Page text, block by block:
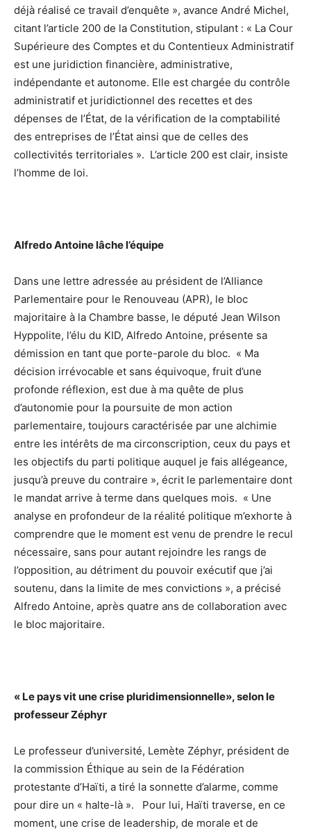
déjà réalisé ce travail d’enquête », avance André Michel,
citant l’article 200 de la Constitution, stipulant : « La Cour
Supérieure des Comptes et du Contentieux Administratif
est une juridiction financière, administrative,
indépendante et autonome. Elle est chargée du contrôle
administratif et juridictionnel des recettes et des
dépenses de l’État, de la vérification de la comptabilité
des entreprises de l’État ainsi que de celles des
collectivités territoriales ». L’article 200 est clair, insiste
l’homme de loi.
Alfredo Antoine lâche l’équipe
Dans une lettre adressée au président de l’Alliance
Parlementaire pour le Renouveau (APR), le bloc
majoritaire à la Chambre basse, le député Jean Wilson
Hyppolite, l’élu du KID, Alfredo Antoine, présente sa
démission en tant que porte-parole du bloc. « Ma
décision irrévocable et sans équivoque, fruit d’une
profonde réflexion, est due à ma quête de plus
d’autonomie pour la poursuite de mon action
parlementaire, toujours caractérisée par une alchimie
entre les intérêts de ma circonscription, ceux du pays et
les objectifs du parti politique auquel je fais allégeance,
jusqu’à preuve du contraire », écrit le parlementaire dont
le mandat arrive à terme dans quelques mois. « Une
analyse en profondeur de la réalité politique m’exhorte à
comprendre que le moment est venu de prendre le recul
nécessaire, sans pour autant rejoindre les rangs de
l’opposition, au détriment du pouvoir exécutif que j’ai
soutenu, dans la limite de mes convictions », a précisé
Alfredo Antoine, après quatre ans de collaboration avec
le bloc majoritaire.
« Le pays vit une crise pluridimensionnelle», selon le
professeur Zéphyr
Le professeur d’université, Lemète Zéphyr, président de
la commission Éthique au sein de la Fédération
protestante d’Haïti, a tiré la sonnette d’alarme, comme
pour dire un « halte-là ». Pour lui, Haïti traverse, en ce
moment, une crise de leadership, de morale et de